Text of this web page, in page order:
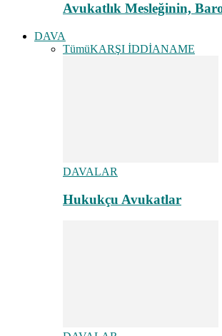
Avukatlık Mesleğinin,
DAVA
TümüKARŞI İDDİANAME
DAVALAR
Hukukçu Avukatlar